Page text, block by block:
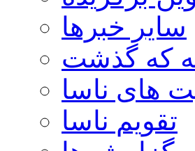
سایر خبرها
که گذشت
های ناسا
تقویم ناسا